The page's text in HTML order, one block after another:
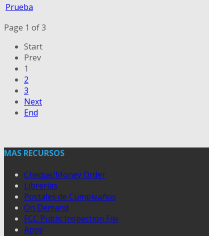
Prueba
Page 1 of 3
Start
Prev
1
2
3
Next
End
MAS RECURSOS
Cheque/Money Order
Librerias
Postales de Cumpleaños
On Demand
FCC Public Inspection File
Apps